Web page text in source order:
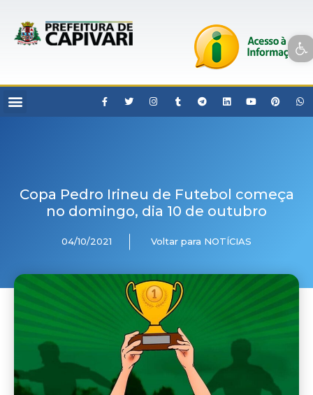
Open toolbar
Copa Pedro Irineu de Futebol começa
no domingo, dia 10 de outubro
04/10/2021 Voltar para NOTÍCIAS